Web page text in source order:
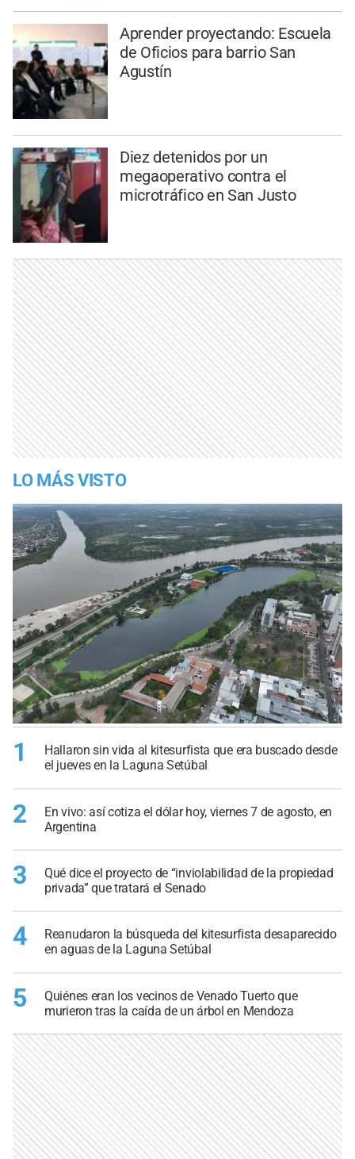
Aprender proyectando: Escuela
de Oficios para barrio San
Agustín
Diez detenidos por un
megaoperativo contra el
microtráfico en San Justo
LO MÁS VISTO
1
Hallaron sin vida al kitesurfista que era buscado desde
el jueves en la Laguna Setúbal
2
En vivo: así cotiza el dólar hoy, viernes 7 de agosto, en
Argentina
3
Qué dice el proyecto de “inviolabilidad de la propiedad
privada” que tratará el Senado
4
Reanudaron la búsqueda del kitesurfista desaparecido
en aguas de la Laguna Setúbal
5
Quiénes eran los vecinos de Venado Tuerto que
murieron tras la caída de un árbol en Mendoza